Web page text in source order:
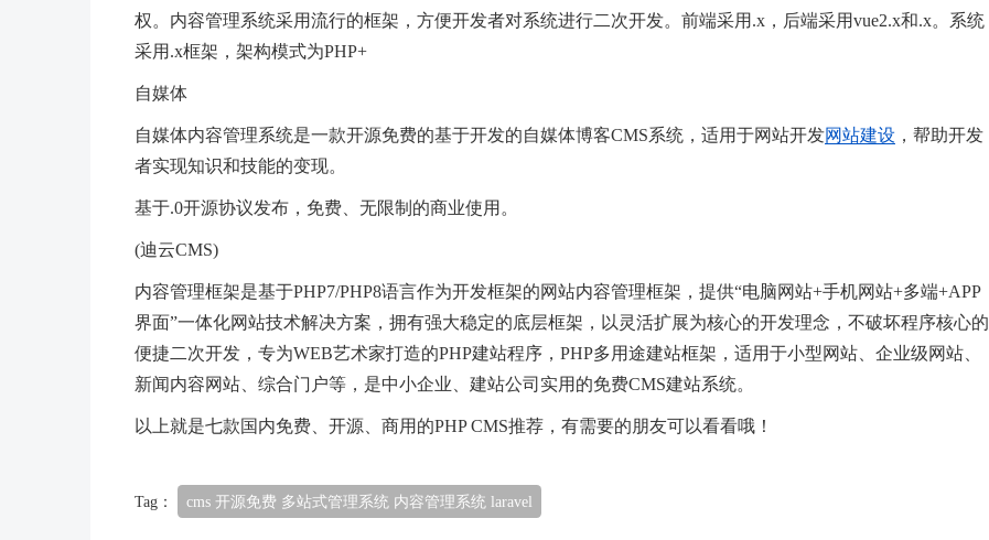
权。内容管理系统采用流行的框架，方便开发者对系统进行二次开发。前端采用.x，后端采用vue2.x和.x。系统
采用.x框架，架构模式为PHP+
自媒体
自媒体内容管理系统是一款开源免费的基于开发的自媒体博客CMS系统，适用于网站开发网站建设 ，帮助开发
者实现知识和技能的变现。
基于.0开源协议发布，免费、无限制的商业使用。
(迪云CMS)
内容管理框架是基于PHP7/PHP8语言作为开发框架的网站内容管理框架，提供“电脑网站+手机网站+多端+APP
界面”一体化网站技术解决方案，拥有强大稳定的底层框架，以灵活扩展为核心的开发理念，不破坏程序核心的
便捷二次开发，专为WEB艺术家打造的PHP建站程序，PHP多用途建站框架，适用于小型网站、企业级网站、
新闻内容网站、综合门户等，是中小企业、建站公司实用的免费CMS建站系统。
以上就是七款国内免费、开源、商用的PHP CMS推荐，有需要的朋友可以看看哦！
Tag： cms 开源免费 多站式管理系统 内容管理系统 laravel